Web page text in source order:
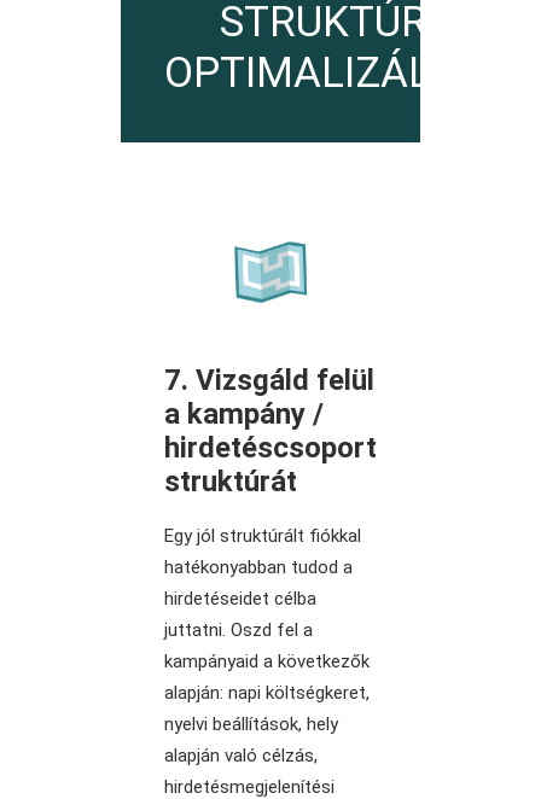
STRUKTÚRA
OPTIMALIZÁLÁSA
7. Vizsgáld felül
a kampány /
hirdetéscsoport
struktúrát
Egy jól struktúrált fiókkal
hatékonyabban tudod a
hirdetéseidet célba
juttatni. Oszd fel a
kampányaid a következők
alapján: napi költségkeret,
nyelvi beállítások, hely
alapján való célzás,
hirdetésmegjelenítési